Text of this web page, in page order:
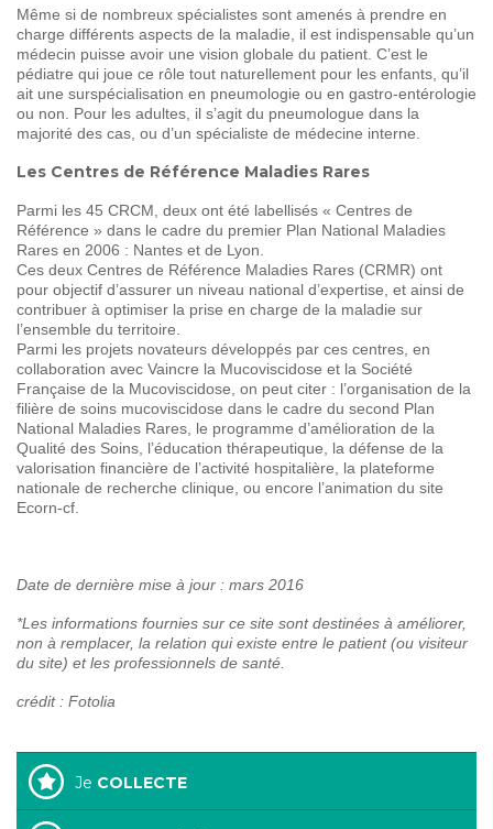
Même si de nombreux spécialistes sont amenés à prendre en
charge différents aspects de la maladie, il est indispensable qu’un
médecin puisse avoir une vision globale du patient. C’est le
pédiatre qui joue ce rôle tout naturellement pour les enfants, qu’il
ait une surspécialisation en pneumologie ou en gastro-entérologie
ou non. Pour les adultes, il s’agit du pneumologue dans la
majorité des cas, ou d’un spécialiste de médecine interne.
Les Centres de Référence Maladies Rares
Parmi les 45 CRCM, deux ont été labellisés « Centres de
Référence » dans le cadre du premier Plan National Maladies
Rares en 2006 : Nantes et de Lyon.
Ces deux Centres de Référence Maladies Rares (CRMR) ont
pour objectif d’assurer un niveau national d’expertise, et ainsi de
contribuer à optimiser la prise en charge de la maladie sur
l’ensemble du territoire.
Parmi les projets novateurs développés par ces centres, en
collaboration avec Vaincre la Mucoviscidose et la Société
Française de la Mucoviscidose, on peut citer : l’organisation de la
filière de soins mucoviscidose dans le cadre du second Plan
National Maladies Rares, le programme d’amélioration de la
Qualité des Soins, l’éducation thérapeutique, la défense de la
valorisation financière de l’activité hospitalière, la plateforme
nationale de recherche clinique, ou encore l’animation du site
Ecorn-cf.
Date de dernière mise à jour : mars 2016
*Les informations fournies sur ce site sont destinées à améliorer,
non à remplacer, la relation qui existe entre le patient (ou visiteur
du site) et les professionnels de santé.
crédit : Fotolia
Je COLLECTE